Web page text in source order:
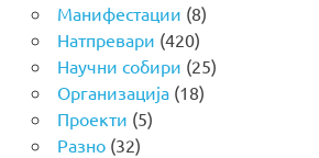
Манифестации (8)
Натпревари (420)
Научни собири (25)
Организација(18)
Проекти (5)
Разно(32)